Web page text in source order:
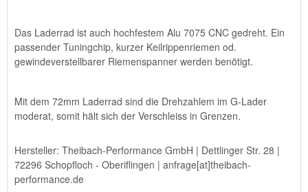
Das Laderrad ist auch hochfestem Alu 7075 CNC gedreht. Ein
passender Tuningchip, kurzer Keilrippenriemen od.
gewindeverstellbarer Riemenspanner werden benötigt.
Mit dem 72mm Laderrad sind die Drehzahlem im G-Lader
moderat, somit hält sich der Verschleiss in Grenzen.
Hersteller: Theibach-Performance GmbH | Dettlinger Str. 28 |
72296 Schopfloch - Oberiflingen | anfrage[at]theibach-
performance.de